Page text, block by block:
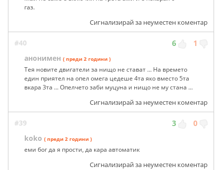
газ.
Сигнализирай за неуместен коментар
#40 6 1
анонимен ( преди 2 години )
Тея новите двигатели за нищо не стават ... На времето
един приятел на опел омега цедеше 4та яко вместо 5та
вкара 3та ... Опелчето заби муцуна и нищо не му стана ...
Сигнализирай за неуместен коментар
#39 3 0
koko ( преди 2 години )
еми бог да я прости, да кара автоматик
Сигнализирай за неуместен коментар